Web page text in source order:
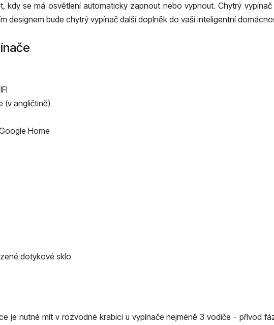
kdy se má osvětlení automaticky zapnout nebo vypnout. Chytrý
designem bude chytrý vypínač další doplněk do vaší inteligentní
(v angličtině)
Home
dotykové sklo
je nutné mít v rozvodné krabici u vypínače nejméně 3 vodiče - přívod